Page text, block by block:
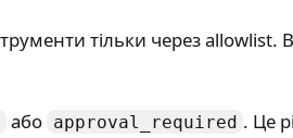
тільки через
або approval_required . Це